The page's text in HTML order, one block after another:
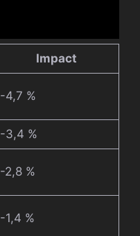
Impact
-4,7 %
-3,4 %
-2,8 %
-1,4 %